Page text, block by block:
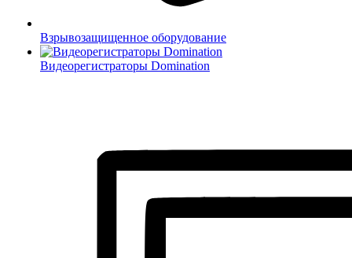
Взрывозащищенное оборудование
Видеорегистраторы Domination